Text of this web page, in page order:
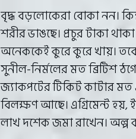
বৃদ্ধ বড়লোকেরা বোকা নন।
শরীর ভাঙছে। প্রচুর টাকা
অনেককেই কুরে কুরে খায়।
সুনীল-নির্মলের মত ব্রিটিশ
জ্যাকপটের টিকিট কাটার
বিলক্ষণ আছে। এগ্রিমেন্ট হয়,
লাখ দশেক জমা রাখেন। অল্প